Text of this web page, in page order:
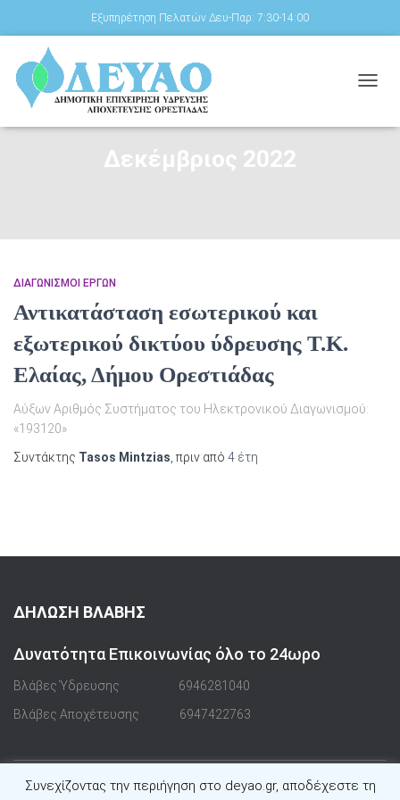
Εξυπηρέτηση Πελατών Δευ-Παρ: 7:30-14:00
Δεκέμβριος 2022
ΔΙΑΓΩΝΙΣΜΟΊ ΈΡΓΩΝ
Αντικατάσταση εσωτερικού και
εξωτερικού δικτύου ύδρευσης Τ.Κ.
Ελαίας, Δήμου Ορεστιάδας
Αύξων Αριθμός Συστήματος του Ηλεκτρονικού Διαγωνισμού:
«193120»
Συντάκτης Tasos Mintzias , πριν από 4 έτη
ΔΗΛΩΣΗ ΒΛΑΒΗΣ
Δυνατότητα Επικοινωνίας όλο το 24ωρο
Βλάβες Ύδρευσης
6946281040
Βλάβες Αποχέτευσης
6947422763
Συνεχίζοντας την περιήγηση στο deyao.gr, αποδέχεστε τη